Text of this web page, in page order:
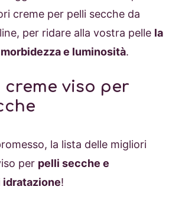
creme per pelli secche da
per ridare alla vostra pelle la
e luminosità.
viso per
la lista delle migliori
per pelli secche e
idratazione!